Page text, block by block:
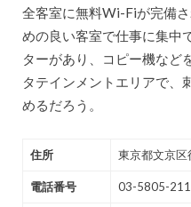
全客室に無料Wi-Fiが完備
めの良い客室で仕事に集中
ターがあり、コピー機など
タテインメントエリアで、
めるだろう。
住所 東京都文京
電話番号 03-5805-